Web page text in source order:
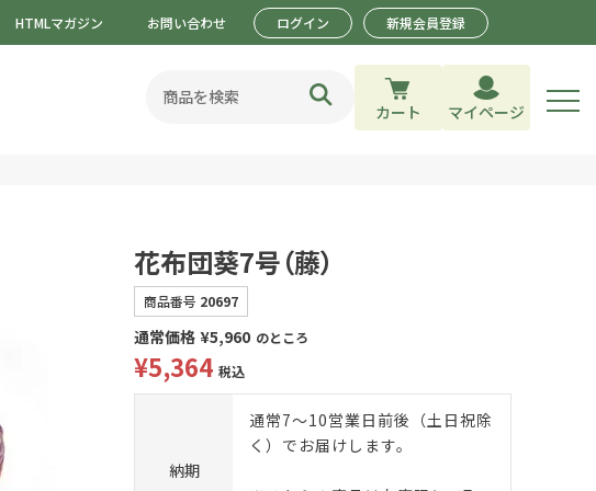
HTMLマガジン お問い合わせ ログイン 新規会員登録
カート マイページ
花布団葵7号（藤）
商品番号 20697
通常価格 ¥5,960 のところ
¥5,364 税込
納期
通常7～10営業日前後（土日祝除
く）でお届けします。